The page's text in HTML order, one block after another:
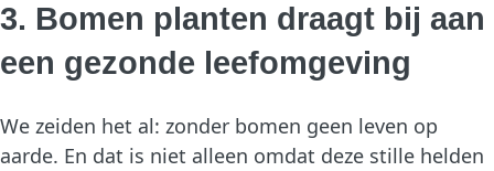
3. Bomen planten draagt bij aan
een gezonde leefomgeving
We zeiden het al: zonder bomen geen leven op
aarde. En dat is niet alleen omdat deze stille helden